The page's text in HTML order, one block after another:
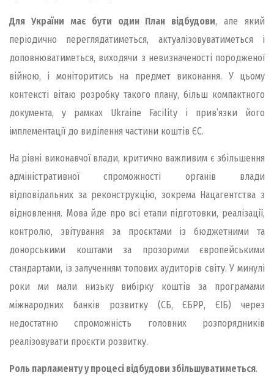
Для України має бути один План відбудови, але який
періодично переглядатиметься, актуалізовуватиметься і
доповнюватиметься, виходячи з невизначеності породженої
війною, і моніторитись на предмет виконання. У цьому
контексті вітаю розробку такого плану, більш компактного
документа, у рамках Ukraine Facility і прив’язки його
імплементації до виділення частини коштів ЄС.
На рівні виконавчої влади, критично важливим є збільшення
адміністративної спроможності органів влади
відповідальних за реконструкцію, зокрема Нацагентства з
відновлення. Мова йде про всі етапи підготовки, реалізації,
контролю, звітування за проєктами із бюджетними та
донорськими коштами за прозорими європейськими
стандартами, із залученням топових аудиторів світу. У минулі
роки ми мали низьку вибірку коштів за програмами
міжнародних банків розвитку (СБ, ЄБРР, ЄІБ) через
недостатню спроможність головних розпорядників
реалізовувати проєкти розвитку.
Роль парламенту у процесі відбудови збільшуватиметься.